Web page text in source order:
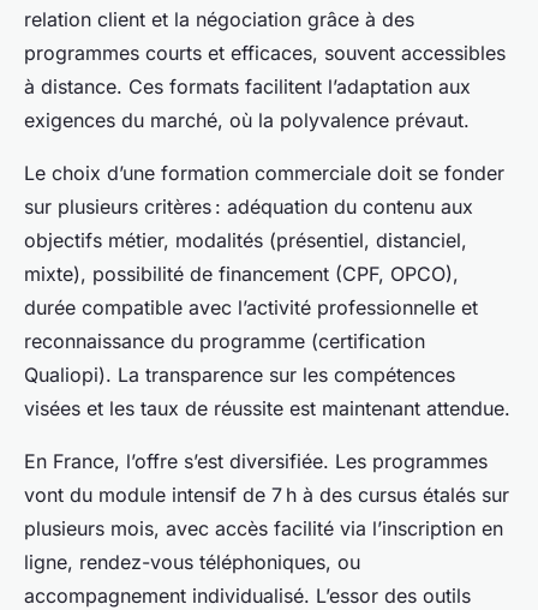
relation client et la négociation grâce à des
programmes courts et efficaces, souvent accessibles
à distance. Ces formats facilitent l’adaptation aux
exigences du marché, où la polyvalence prévaut.
Le choix d’une formation commerciale doit se fonder
sur plusieurs critères : adéquation du contenu aux
objectifs métier, modalités (présentiel, distanciel,
mixte), possibilité de financement (CPF, OPCO),
durée compatible avec l’activité professionnelle et
reconnaissance du programme (certification
Qualiopi). La transparence sur les compétences
visées et les taux de réussite est maintenant attendue.
En France, l’offre s’est diversifiée. Les programmes
vont du module intensif de 7 h à des cursus étalés sur
plusieurs mois, avec accès facilité via l’inscription en
ligne, rendez-vous téléphoniques, ou
accompagnement individualisé. L’essor des outils